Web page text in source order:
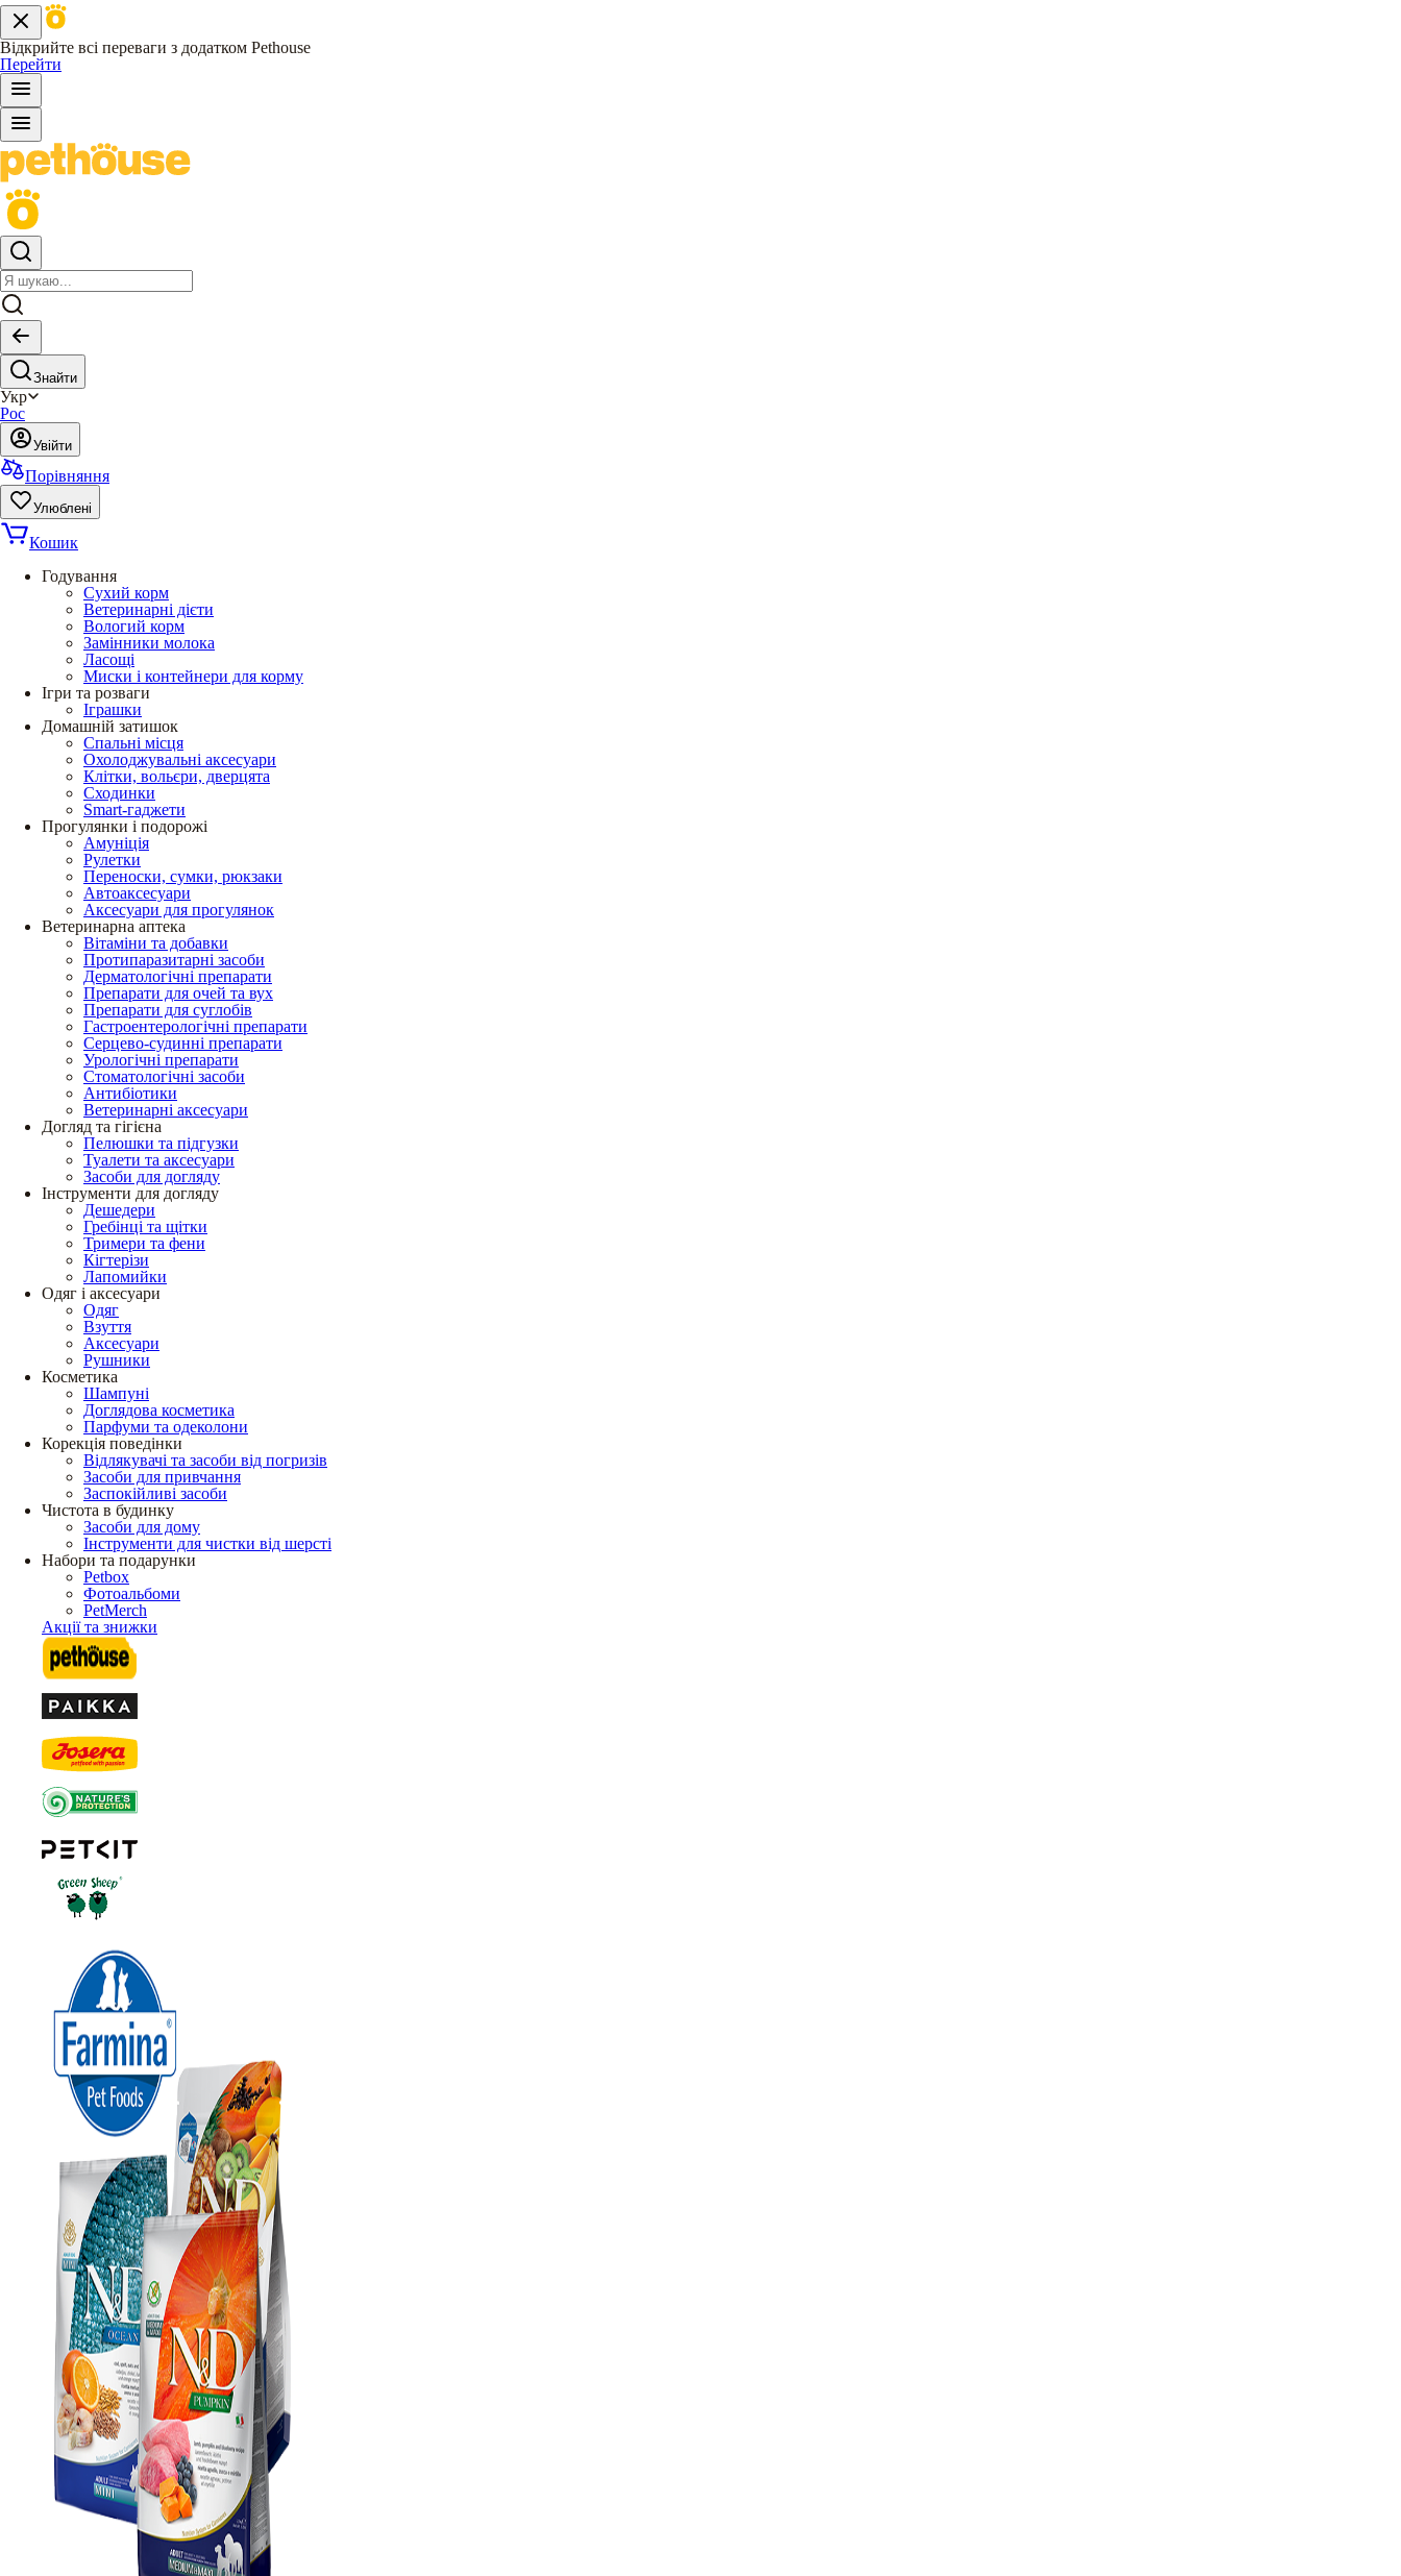
Відкрийте всі переваги з додатком Pethouse
Перейти
Знайти
Укр
Рос
Увійти
Порівняння
Улюблені
Кошик
Годування
Сухий корм
Ветеринарні дієти
Вологий корм
Замінники молока
Ласощі
Миски і контейнери для корму
Ігри та розваги
Іграшки
Домашній затишок
Спальні місця
Охолоджувальні аксесуари
Клітки, вольєри, дверцята
Сходинки
Smart-гаджети
Прогулянки і подорожі
Амуніція
Рулетки
Переноски, сумки, рюкзаки
Автоаксесуари
Аксесуари для прогулянок
Ветеринарна аптека
Вітаміни та добавки
Протипаразитарні засоби
Дерматологічні препарати
Препарати для очей та вух
Препарати для суглобів
Гастроентерологічні препарати
Серцево-судинні препарати
Урологічні препарати
Стоматологічні засоби
Антибіотики
Ветеринарні аксесуари
Догляд та гігієна
Пелюшки та підгузки
Туалети та аксесуари
Засоби для догляду
Інструменти для догляду
Дешедери
Гребінці та щітки
Тримери та фени
Кігтерізи
Лапомийки
Одяг і аксесуари
Одяг
Взуття
Аксесуари
Рушники
Косметика
Шампуні
Доглядова косметика
Парфуми та одеколони
Корекція поведінки
Відлякувачі та засоби від погризів
Засоби для привчання
Заспокійливі засоби
Чистота в будинку
Засоби для дому
Інструменти для чистки від шерсті
Набори та подарунки
Petbox
Фотоальбоми
PetMerch
Акції та знижки